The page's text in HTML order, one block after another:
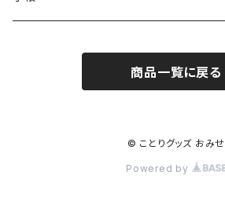
商品一覧に戻る
© ことりグッズ おみせ
Powered by